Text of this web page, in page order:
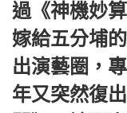
過《神機妙
嫁給五分埔
出演藝圈，
年又突然復